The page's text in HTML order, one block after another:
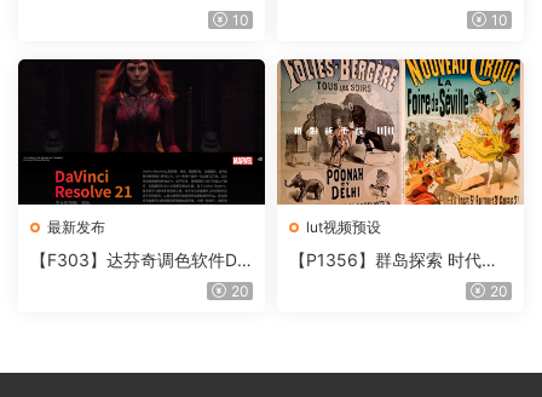
件 Contour V2.2.2 WinMac10
片质感DCTL节点调色预设 M
T V4.0
10
最新发布
【F303】达芬奇调色软件Da
Vinci Resolve Studio21.0.320
lut视频预设
【P1356】群岛探索 时代马
戏团 – QUEST 60 调色预设A
20